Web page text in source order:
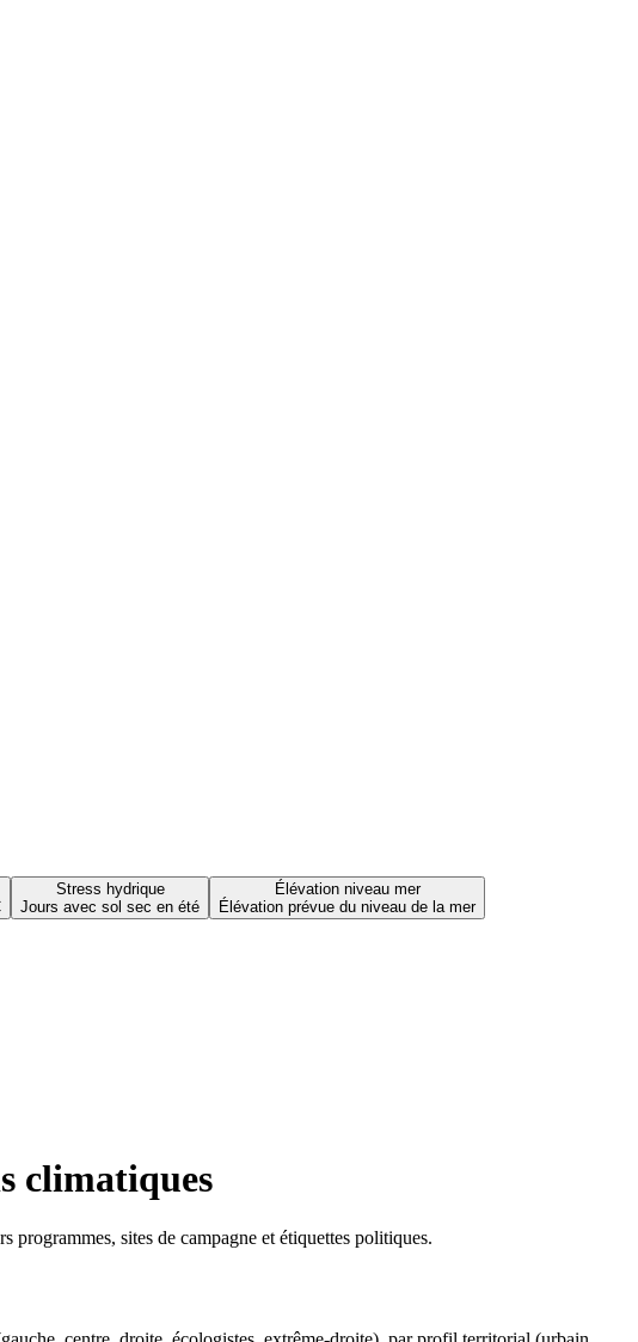
Stress hydrique
Jours avec sol sec en été
Élévation niveau mer
Élévation prévue du niveau de la mer
climatiques
programmes, sites de campagne et étiquettes politiques.